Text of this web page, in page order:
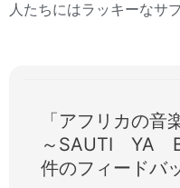
人たちにはラッキーなサ
「アフリカの音
～SAUTI YA
件のフィードバ